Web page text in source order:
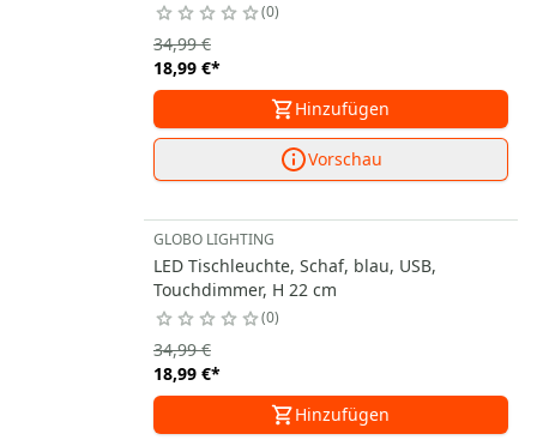
0
18,99 €*
34,99 €
Hinzufügen
Vorschau
GLOBO LIGHTING
LED Tischleuchte, Schaf, blau, USB,
Touchdimmer, H 22 cm
0
18,99 €*
34,99 €
Hinzufügen